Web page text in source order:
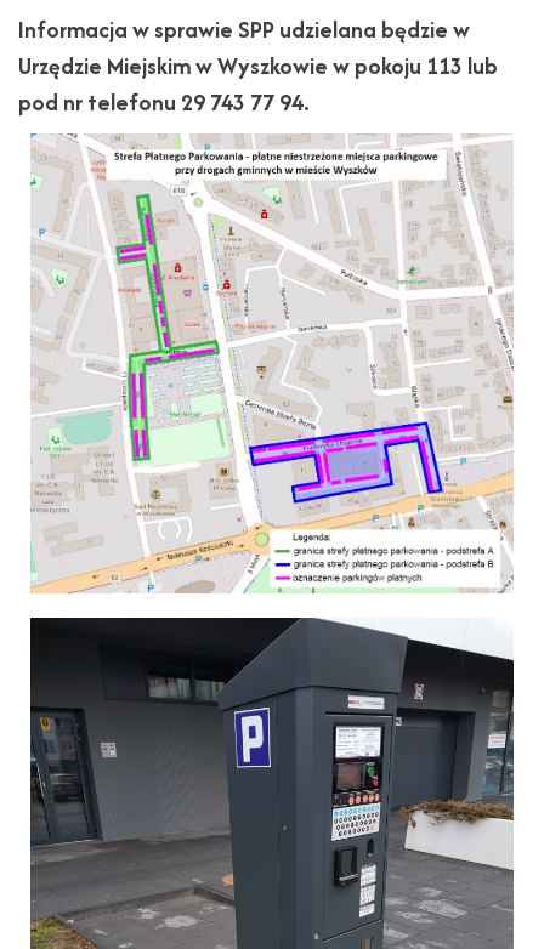
Informacja w sprawie SPP udzielana będzie w
Urzędzie Miejskim w Wyszkowie w pokoju 113 lub
pod nr telefonu 29 743 77 94.